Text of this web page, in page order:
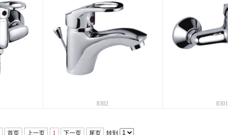
8302 8301
首页 上一页 1 下一页 尾页 转到